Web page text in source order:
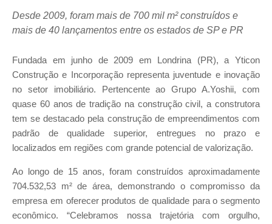
Desde 2009, foram mais de 700 mil m² construídos e
mais de 40 lançamentos entre os estados de SP e PR
Fundada em junho de 2009 em Londrina (PR), a Yticon
Construção e Incorporação representa juventude e inovação
no setor imobiliário. Pertencente ao Grupo A.Yoshii, com
quase 60 anos de tradição na construção civil, a construtora
tem se destacado pela construção de empreendimentos com
padrão de qualidade superior, entregues no prazo e
localizados em regiões com grande potencial de valorização.
Ao longo de 15 anos, foram construídos aproximadamente
704.532,53 m² de área, demonstrando o compromisso da
empresa em oferecer produtos de qualidade para o segmento
econômico. “Celebramos nossa trajetória com orgulho,